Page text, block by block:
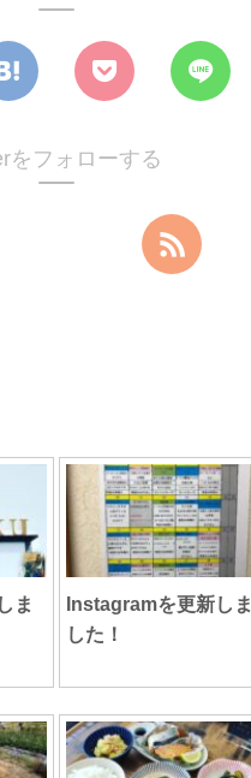
をフォローする
ま
Instagramを更新しま
した！